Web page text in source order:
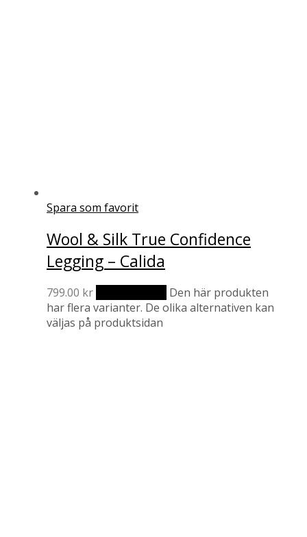
Spara som favorit
Wool & Silk True Confidence
Legging – Calida
799.00 kr
Den här produkten
har flera varianter. De olika alternativen kan
väljas på produktsidan